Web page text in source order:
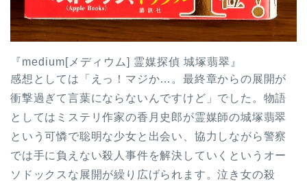
『medium[メディウム] 霊媒探偵 城塚翡翠』
感想としては「えっ！マジか…。最終章からの展開が
衝撃過ぎて言葉にならないんですけど」でした。物語
としてはミステリ作家の香月史郎が霊媒師の城塚翡翠
という可憐で聡明な少女と出会い、協力しながら警察
では手に負えない殺人事件を解決していくというオー
ソドックスな展開が繰り広げられます。泣き女の殺